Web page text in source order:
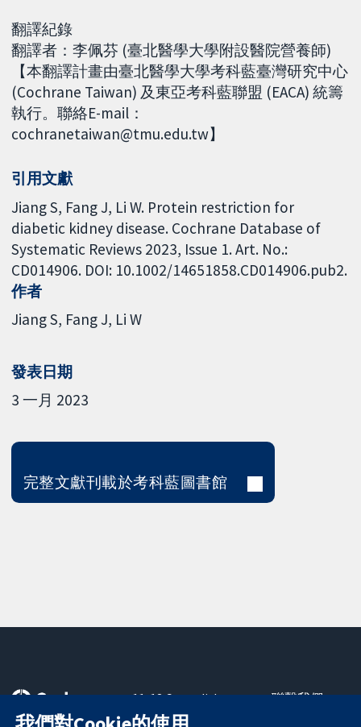
翻譯紀錄
翻譯者：李佩芬 (臺北醫學大學附設醫院營養師)
【本翻譯計畫由臺北醫學大學考科藍臺灣研究中心
(Cochrane Taiwan) 及東亞考科藍聯盟 (EACA) 統籌
執行。聯絡E-mail：
cochranetaiwan@tmu.edu.tw】
引用文獻
Jiang S, Fang J, Li W. Protein restriction for
diabetic kidney disease. Cochrane Database of
Systematic Reviews 2023, Issue 1. Art. No.:
CD014906. DOI: 10.1002/14651858.CD014906.pub2.
作者
Jiang S Fang J Li W
發表日期
3 一月 2023
完整文獻刊載於考科藍圖書館
11-13 Cavendish
Square
聯繫我們